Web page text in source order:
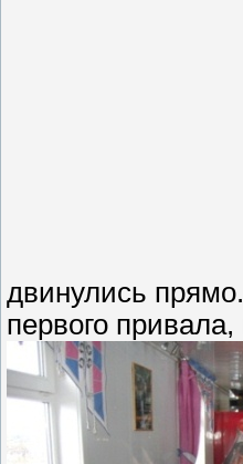
двинулись прямо.
первого